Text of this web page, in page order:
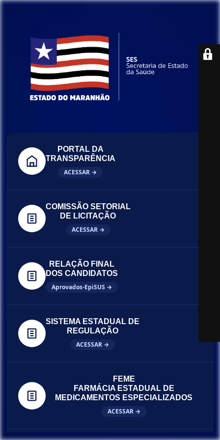
PORTAL DA
TRANSPARÊNCIA
ACESSAR →
COMISSÃO SETORIAL
DE LICITAÇÃO
ACESSAR →
RELAÇÃO FINAL
DOS CANDIDATOS
Aprovados-EpiSUS →
SISTEMA ESTADUAL DE
REGULAÇÃO
ACESSAR →
FEME
FARMÁCIA ESTADUAL DE
MEDICAMENTOS ESPECIALIZADOS
ACESSAR →